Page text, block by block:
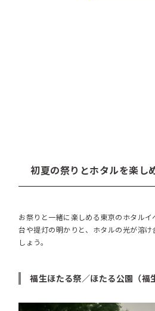
初夏の祭りとホタルを楽し
お祭りと一緒に楽しめる東京のホタル
台や提灯の明かりと、ホタルの光が溶
しょう。
福生ほたる祭／ほたる公園（福